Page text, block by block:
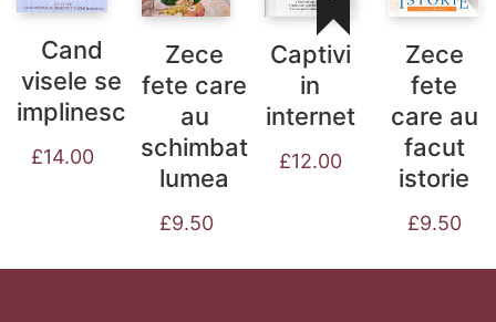
Cand
visele se
implinesc
£14.00
Zece
fete care
au
schimbat
lumea
£9.50
Captivi
in
internet
£12.00
Zece
fete
care au
facut
istorie
£9.50